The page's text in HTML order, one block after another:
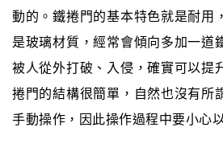
動的。鐵捲門的基本特色就是耐用
是玻璃材質，經常會傾向多加一道
被人從外打破、入侵，確實可以提
捲門的結構很簡單，自然也沒有所
手動操作，因此操作過程中要小心